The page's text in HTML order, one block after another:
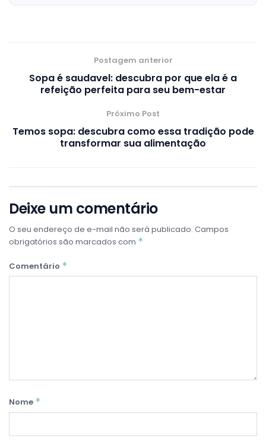
Postagem anterior
Sopa é saudavel: descubra por que ela é a
refeição perfeita para seu bem-estar
Próximo Post
Temos sopa: descubra como essa tradição pode
transformar sua alimentação
Deixe um comentário
O seu endereço de e-mail não será publicado. Campos
obrigatórios são marcados com *
Comentário *
Nome *